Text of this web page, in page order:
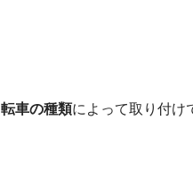
車の種類によって取り付け